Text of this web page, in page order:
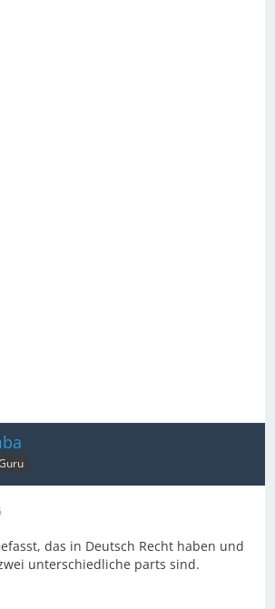
das in Deutsch Recht haben und
unterschiedliche parts sind.